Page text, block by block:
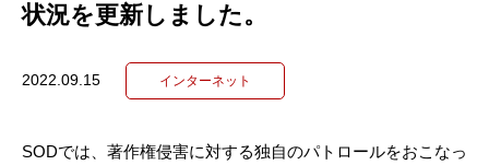
状況を更新しました。
2022.09.15 インターネット
SODでは、著作権侵害に対する独自のパトロールをおこなっ